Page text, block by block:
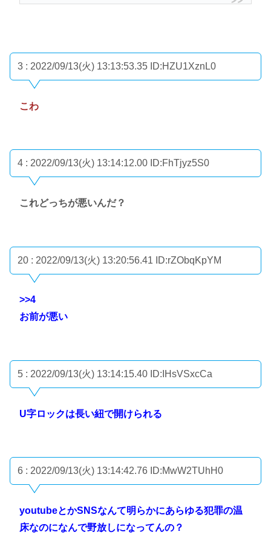
3 : 2022/09/13(火) 13:13:53.35 ID:HZU1XznL0
こわ
4 : 2022/09/13(火) 13:14:12.00 ID:FhTjyz5S0
これどっちが悪いんだ？
20 : 2022/09/13(火) 13:20:56.41 ID:rZObqKpYM
>>4
お前が悪い
5 : 2022/09/13(火) 13:14:15.40 ID:IHsVSxcCa
U字ロックは長い紐で開けられる
6 : 2022/09/13(火) 13:14:42.76 ID:MwW2TUhH0
youtubeとかSNSなんて明らかにあらゆる犯罪の温
床なのになんで野放しになってんの？